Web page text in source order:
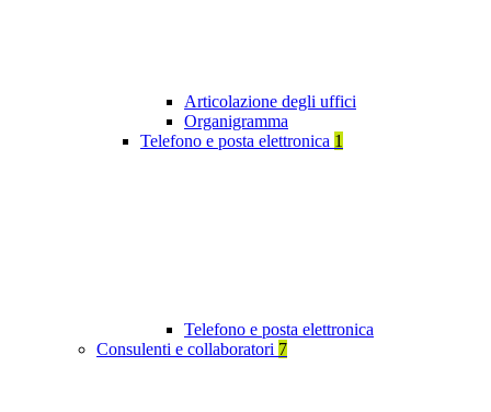
Articolazione degli uffici
Organigramma
Telefono e posta elettronica 1
Telefono e posta elettronica
Consulenti e collaboratori 7